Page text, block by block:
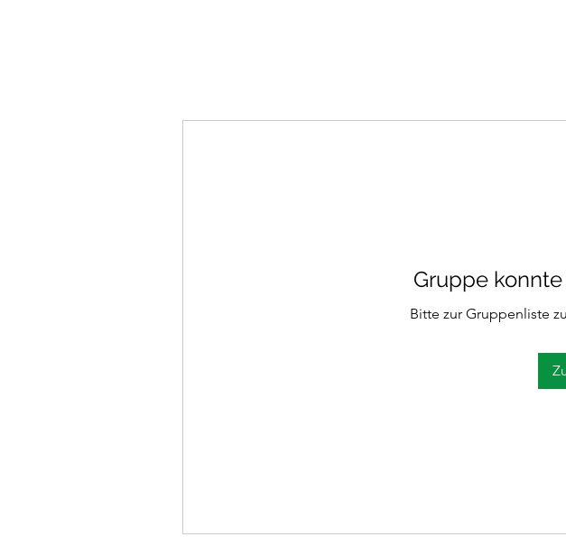
Gruppe
Bitte zur Gruppenliste